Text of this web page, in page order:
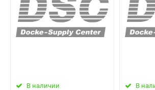
В наличии В